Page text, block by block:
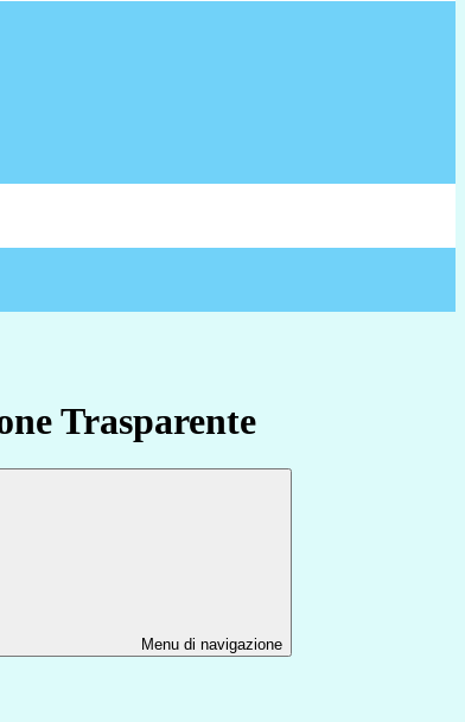
Trasparente
Menu di navigazione